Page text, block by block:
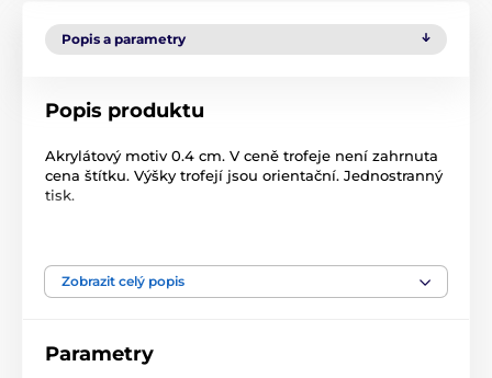
Popis a parametry
Popis produktu
Akrylátový motiv 0.4 cm. V ceně trofeje není zahrnuta
cena štítku. Výšky trofejí jsou orientační. Jednostranný
tisk.
Běžky Zimní sporty
Zobrazit celý popis
Parametry